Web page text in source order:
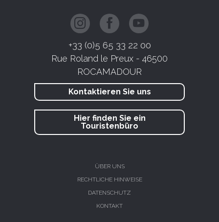
+33 (0)5 65 33 22 00
Rue Roland le Preux - 46500
ROCAMADOUR
Kontaktieren Sie uns
Hier finden Sie ein
Touristenbüro
ÜBER UNS
RECHTLICHE HINWEISE
DATENSCHUTZ
KONTAKT